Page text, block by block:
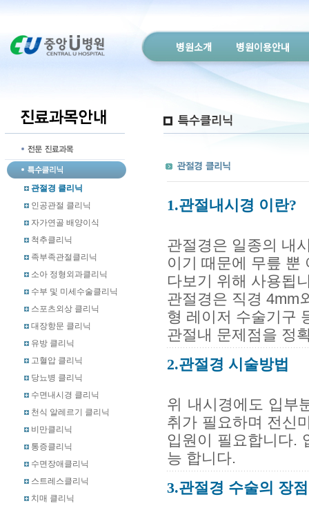
병원소개 병원이용안내
관절경 클리닉
인공관절 클리닉
자가연골 배양이식
척추클리닉
족부족관절클리닉
소아 정형외과클리닉
수부 및 미세수술클리닉
스포츠외상 클리닉
대장항문 클리닉
유방 클리닉
고혈압 클리닉
당뇨병 클리닉
수면내시경 클리닉
천식 알레르기 클리닉
비만클리닉
통증클리닉
수면장애클리닉
스트레스클리닉
치매 클리닉
1.관절내시경 이란?
관절경은 일종의 내
이기 때문에 무릎 뿐
다보기 위해 사용됩
관절경은 직경 4mm
형 레이저 수술기구
관절내 문제점을 정
2.관절경 시술방법
위 내시경에도 입부
취가 필요하며 전신
입원이 필요합니다.
능 합니다.
3.관절경 수술의 장점